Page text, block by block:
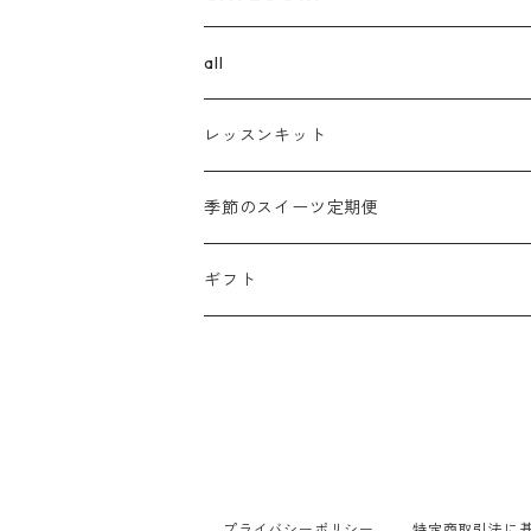
all
ボタニカルチーズケーキ
パウンドケーキ
コンフィズリー
レッスンキット
季節のスイーツ定期便
ギフト